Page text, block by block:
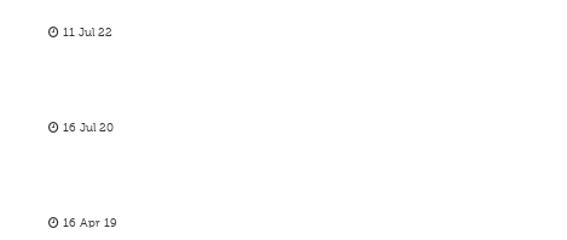
11 Jul 22
16 Jul 20
16 Apr 19